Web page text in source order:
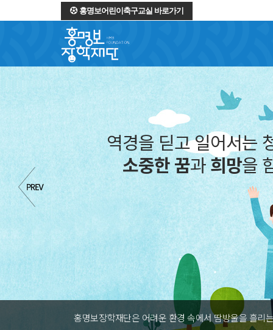
홍명보어린이축구교실 바로가기
역경을 딛고 일어서는
소중한 꿈과희망을
홍명보장학재단은 어려운 환경 속에서 땀방울을 흘리